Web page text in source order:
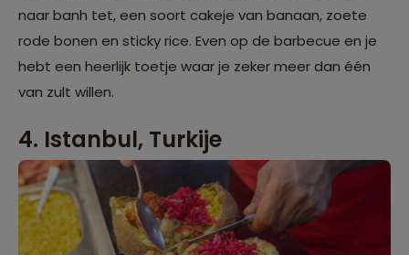
naar banh tet, een soort cakeje van banaan, zoete
rode bonen en sticky rice. Even op de barbecue en je
hebt een heerlijk toetje waar je zeker meer dan één
van zult willen.
4. Istanbul, Turkije